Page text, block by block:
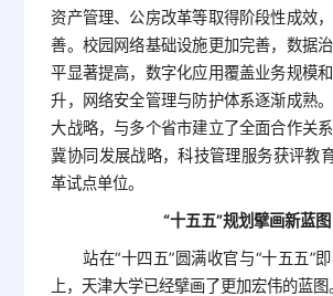
资产管理、公房改革等取得阶段性成效
善。校园网络基础设施更加完善，数据
平显著提高，数字化应用覆盖业务规模
升，网络安全管理与防护体系逐渐成熟
大战略，与多个省市建立了全面合作关
冀协同发展战略，科技管理服务获评教
革试点单位。
“十五五”规划擘画新蓝图
站在“十四五”圆满收官与“十五五”即
上，天津大学已经擘画了更加宏伟的蓝图